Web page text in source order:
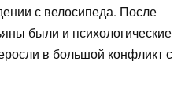
с велосипеда. После
были и психологические
в большой конфликт с